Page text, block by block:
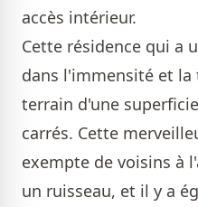
accès intérieur.
Cette résidence qui a
dans l'immensité et
terrain d'une
carrés. Cette
exempte de voisins à
un ruisseau, et il y a